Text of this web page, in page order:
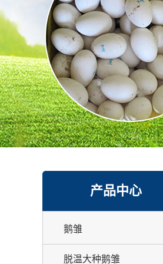
产品中心
鹅雏
脱温大种鹅雏